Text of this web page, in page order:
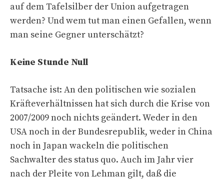
auf dem Tafelsilber der Union aufgetragen
werden? Und wem tut man einen Gefallen, wenn
man seine Gegner unterschätzt?
Keine Stunde Null
Tatsache ist: An den politischen wie sozialen
Kräfteverhältnissen hat sich durch die Krise von
2007/2009 noch nichts geändert. Weder in den
USA noch in der Bundesrepublik, weder in China
noch in Japan wackeln die politischen
Sachwalter des status quo. Auch im Jahr vier
nach der Pleite von Lehman gilt, daß die